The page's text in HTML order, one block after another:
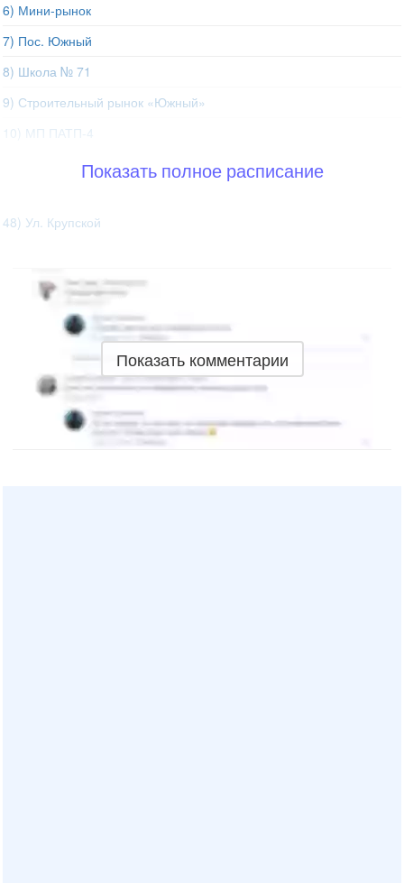
6) Мини-рынок
7) Пос. Южный
8) Школа № 71
9) Строительный рынок «Южный»
10) МП ПАТП-4
Показать полное расписание
48) Ул. Крупской
Показать комментарии